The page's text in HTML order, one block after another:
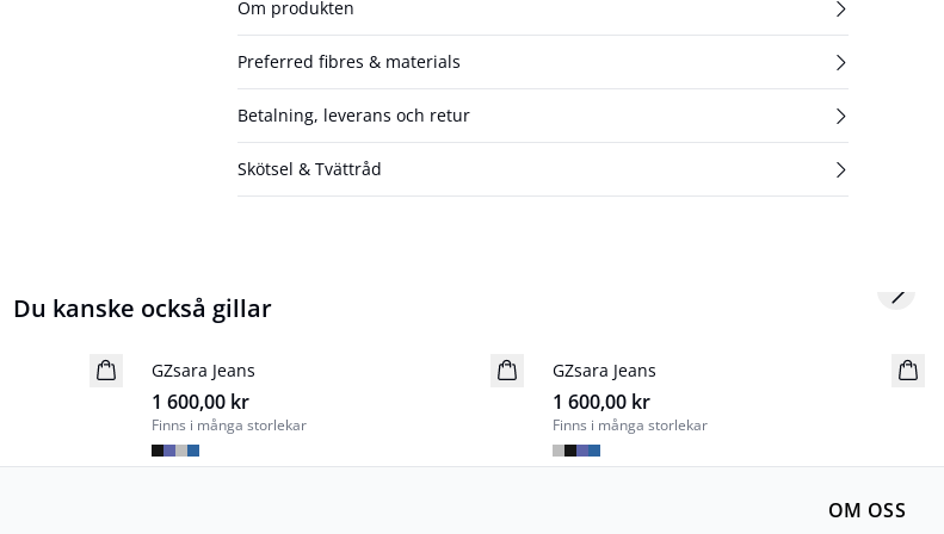
Om produkten
Preferred fibres & materials
Betalning, leverans och retur
Skötsel & Tvättråd
Du kanske också gillar
Nyhet
GZsara Jeans
1 600,00 kr
Finns i många storlekar
Nyhet
GZsara Jeans
1 600,00 kr
Finns i många storlekar
Next
OM OSS